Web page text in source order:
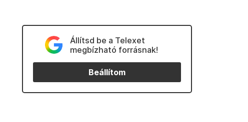
Állítsd be a Telexet
megbízható forrásnak!
Beállítom